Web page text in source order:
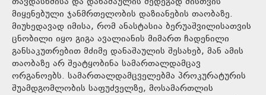
მიყენებული ჯანმრთელობის დაზიანების თაობაზე.
მიუხედავად იმისა, რომ ანასტასია ბერუაშვილისათვის
ცნობილი იყო გიგა ავალიანის მიმართ ჩადენილი
განსაკუთრებით მძიმე დანაშაულის შესახებ, მან ამის
თაობაზე არ შეატყობინა სამართალდამცავ
ორგანოებს. სამართალდამცველებმა პროკურატურის
შუამდგომლობის საფუძველზე, მოსამართლის